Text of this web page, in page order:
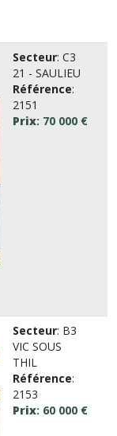
Secteur: C3
21 - SAULIEU
Référence:
2151
Prix: 70 000 €
Secteur: B3
VIC SOUS
THIL
Référence:
2153
Prix: 60 000 €